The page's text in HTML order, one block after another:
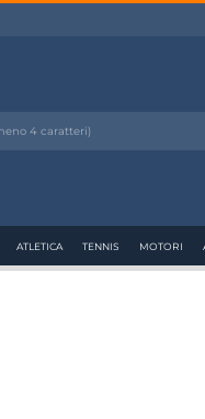
ATLETICA TENNIS MOTORI